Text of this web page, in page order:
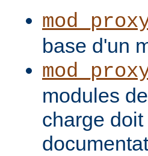
base d'un
modules
charge